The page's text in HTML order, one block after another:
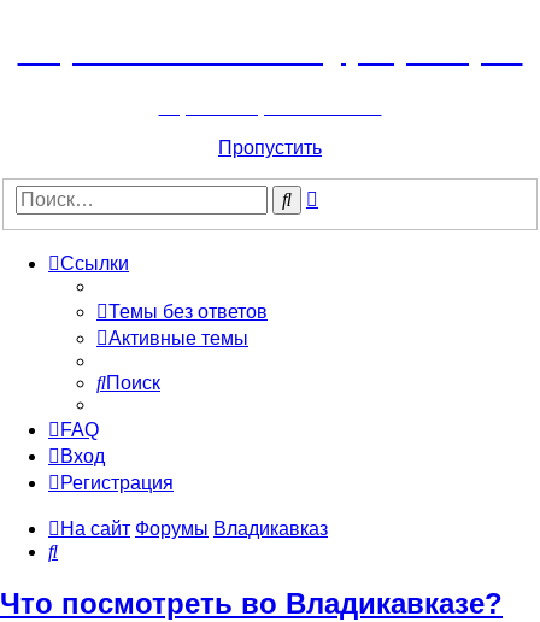
Пропустить
Поиск
Ссылки
Темы без ответов
Активные темы
Поиск
FAQ
Вход
Регистрация
На сайт Форумы Владикавказ
Поиск
Что посмотреть во Владикавказе?